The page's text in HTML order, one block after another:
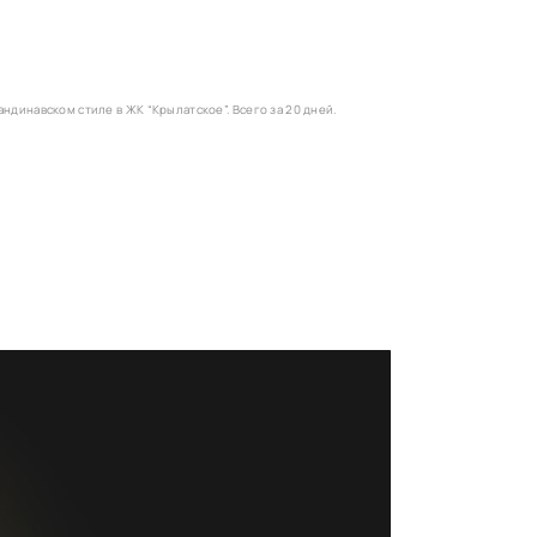
стиле в ЖК “Крылатское”. Всего за 20 дней.